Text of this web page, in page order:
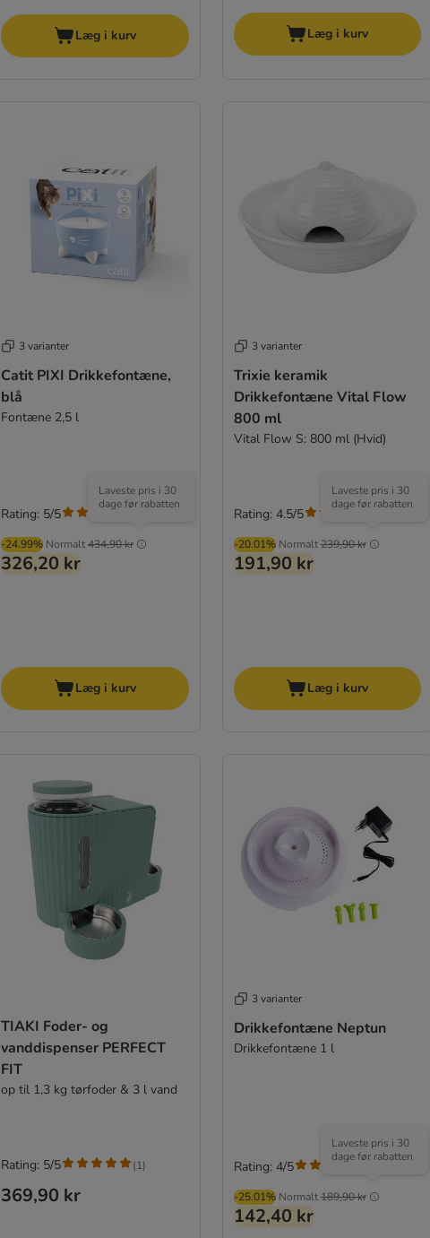
Læg i kurv Læg i kurv
3 varianter
Catit PIXI Drikkefontæne,
blå
Fontæne 2,5 l
-24.99% Normalt434,90 kr
Laveste pris i 30
dage før rabatten
326,20 kr
Rating: 5/5
Læg i kurv
3 varianter
Trixie keramik
Drikkefontæne Vital Flow
800 ml
Vital Flow S: 800 ml (Hvid)
-20.01% Normalt239,90 kr
Laveste pris i 30
dage før rabatten
191,90 kr
Rating: 4.5/5
Læg i kurv
TIAKI Foder- og
vanddispenser PERFECT
FIT
op til 1,3 kg tørfoder & 3 l vand
369,90 kr
Rating: 5/5 (1)
3 varianter
Drikkefontæne Neptun
Drikkefontæne 1 l
-25.01% Normalt189,90 kr
Laveste pris i 30
dage før rabatten
142,40 kr
Rating: 4/5